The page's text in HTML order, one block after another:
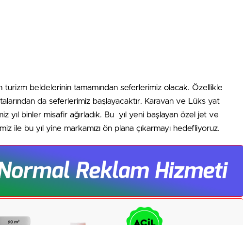
turizm beldelerinin tamamından seferlerimiz olacak. Özellikle
da seferlerimiz başlayacaktır. Karavan ve Lüks yat
yıl binler misafir ağırladık. Bu yıl yeni başlayan özel jet ve
ile bu yıl yine markamızı ön plana çıkarmayı hedefliyoruz.